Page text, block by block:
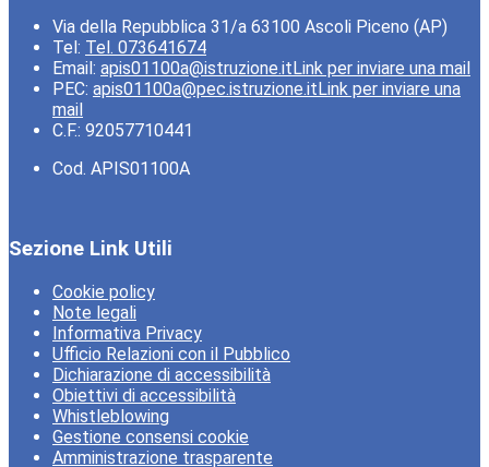
Via della Repubblica 31/a 63100 Ascoli Piceno (AP)
Tel: Tel. 073641674
Email: apis01100a@istruzione.itLink per inviare una mail
PEC: apis01100a@pec.istruzione.itLink per inviare una
mail
C.F.: 92057710441
Cod. APIS01100A
Sezione Link Utili
Cookie policy
Note legali
Informativa Privacy
Ufficio Relazioni con il Pubblico
Dichiarazione di accessibilità
Obiettivi di accessibilità
Whistleblowing
Gestione consensi cookie
Amministrazione trasparente